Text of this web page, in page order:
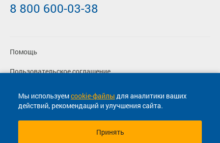
Мы используемcookie-файлы для аналитики ваших
действий, рекомендаций и улучшения сайта.
Принять
Помощь
Пользовательское соглашение
Политика конфиденциальности
Согласие на маркетинговые сообщения
8 800 600-03-38
© 2013-2026, ООО "Капитал"- Онлайн сервис продажи